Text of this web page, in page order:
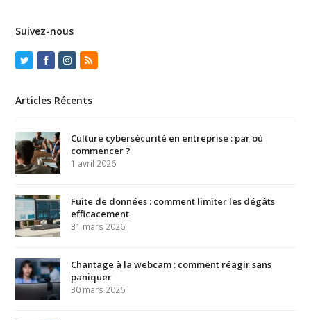
Suivez-nous
TwitterFacebook
Instagram
RSS
Articles Récents
Culture cybersécurité en entreprise : par où
commencer ?
1 avril 2026
Fuite de données : comment limiter les dégâts
efficacement
31 mars 2026
Chantage à la webcam : comment réagir sans
paniquer
30 mars 2026